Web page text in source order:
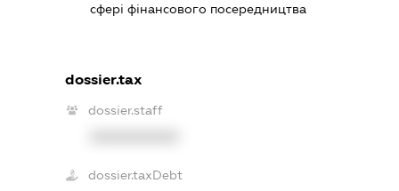
сфері фінансового посередництва
dossier.tax
dossier.staff
dossier.taxDebt